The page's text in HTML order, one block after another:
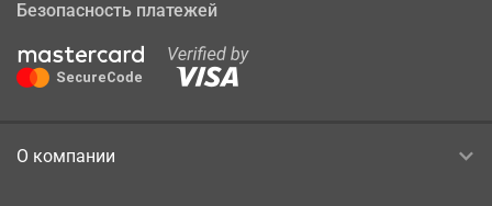
Безопасность платежей
О компании